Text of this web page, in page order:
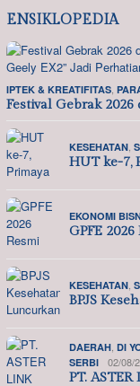
ENSIKLOPEDIA
IPTEK & KREATIFITAS
Festival Gebrak
KESEHATAN
HUT ke-7,
EKONOMI
GPFE
KESEHATAN
BPJS
DAERAH DI
SERBI
02/08/
PT.